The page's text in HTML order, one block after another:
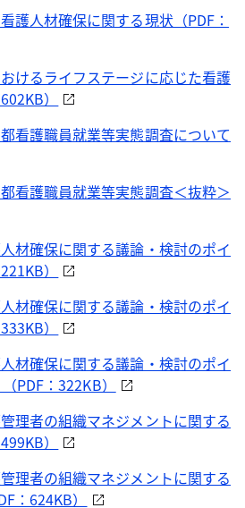
護人材確保に関する現状（PDF：
おけるライフステージに応じた看護
）
都看護職員就業等実態調査について
都看護職員就業等実態調査＜抜粋＞
人材確保に関する議論・検討のポイ
）
人材確保に関する議論・検討のポイ
）
人材確保に関する議論・検討のポイ
PDF：322KB）
管理者の組織マネジメントに関する
）
管理者の組織マネジメントに関する
：624KB）